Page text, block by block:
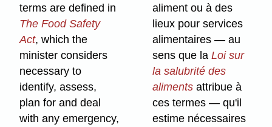
terms are defined in
The Food Safety
Act, which the
minister considers
necessary to
identify, assess,
plan for and deal
with any emergency,
aliment ou à des
lieux pour services
alimentaires — au
sens que laLoi sur
la salubrité des
aliments attribue à
ces termes — qu'il
estime nécessaires